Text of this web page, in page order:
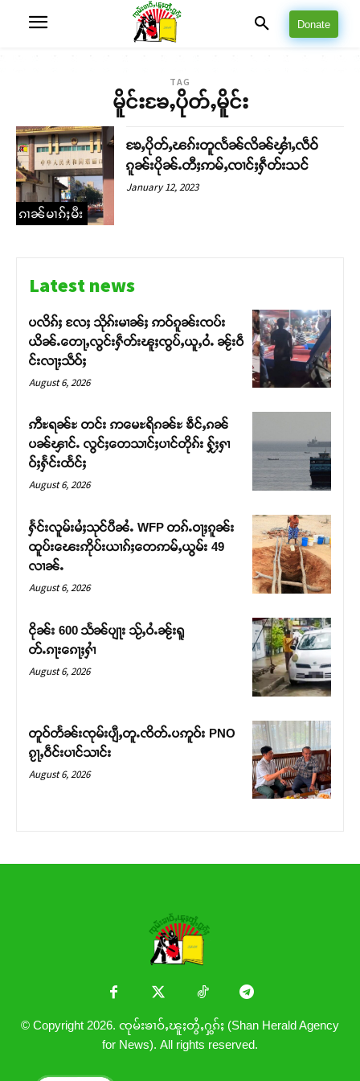
တႃႇႁႂ်ႈသဵင်ၵၢင်ၸႂ်ၵူၼ်းမိူင်း ၵူႈတီႈၵူႈလႅၼ်ပေႃးတေၸွ
တ်ႇ တူဝ်ႈလုမ်ႈၾႃႉၼၼ်ႉ ၶဝ်ႈႁူမ်ႈၵမ်ႉထႅမ် ၸုမ်းၶၢ
ဝ်ႇၽူႈတွႆႇႁွၵ်ႈ လႆႈယူႇၶႃႈဢေႃႈ။
Donate
TAG
မိူင်းၶႄႇပိုတ်ႇမိူင်း
ၵၢၼ်မၢၵ်ႈမီး
ၶႄႇပိုတ်ႇၽၵ်းတူလႅၼ်လိၼ်ၾၢႆႇလဵဝ်
ၵူၼ်းပိုၼ်ႉတီႈဢမ်ႇၸၢင်ႈႁဵတ်းသင်
January 12, 2023
Latest news
ပလိၵ်ႈ လႄႈ သိုၵ်းမၢၼ်ႈ ဢဝ်ၵူၼ်းၸပ်း
ယိၼ်ႉတေႃႇလွင်းႁဵတ်းၽူႈၸွပ်ႇယူႇဝႆႉ ၼႂ်းဝဵ
င်းလႃႈသဵဝ်ႈ
August 6, 2026
ဢီႊရၼ်ႊ တင်း ဢမေႊရိၵၼ်ႊ ၶဵင်ႇၵၼ်
ပၼ်ၾၢင်ႉ လွင်ႈတေသၢင်ႈပၢင်တိုၵ်း ႁႂ်ႈႁၢ
ဝ်ႈႁႅင်းထႅင်ႈ
August 6, 2026
ႁႅင်းလူမ်းမႆႈသုင်ပီၼႆႉ WFP တၵ်ႉဝႃႈၵူၼ်း
ထူပ်းၽေးဢိုပ်းယၢၵ်ႈတေဢမ်ႇယွမ်း 49
လၢၼ်ႉ
August 6, 2026
ငိုၼ်း 600 သႅၼ်ပျႃး သႂ်ႇဝႆႉၼႂ်းရူ
တ်ႉၵႃးၵေႃႈႁၢႆ
August 6, 2026
တူဝ်တႅၼ်းၸုမ်းပျီႇတူႉၸိတ်ႉပဢူဝ်း PNO
ၵႂႃႇဝဵင်းပၢင်သၢင်း
August 6, 2026
© Copyright 2026. ၸုမ်းၶၢဝ်ႇၽူႈတွႆႇႁွၵ်ႈ (Shan Herald Agency
for News). All rights reserved.